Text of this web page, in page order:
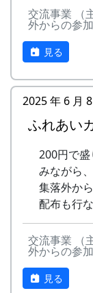
ある都会の
に管理して
姿を想像し
相棒の“うら
のとある棚
ブする企画
す。（ポン
水と太陽
16
収穫
17
棚⽥
2000年
うた
No 歌
1
ふる
⾥へ
2
加美
ら'98
3 永遠
4
-
グリ
ボー
ボー
3 ⽉ー
- ⽉ー
4
H
(II)
交流事業 （
外からの参
見る
2025 年 6 月
ふれあい
200円で
みながら
集落外か
配布も行
交流事業 （
外からの参
見る